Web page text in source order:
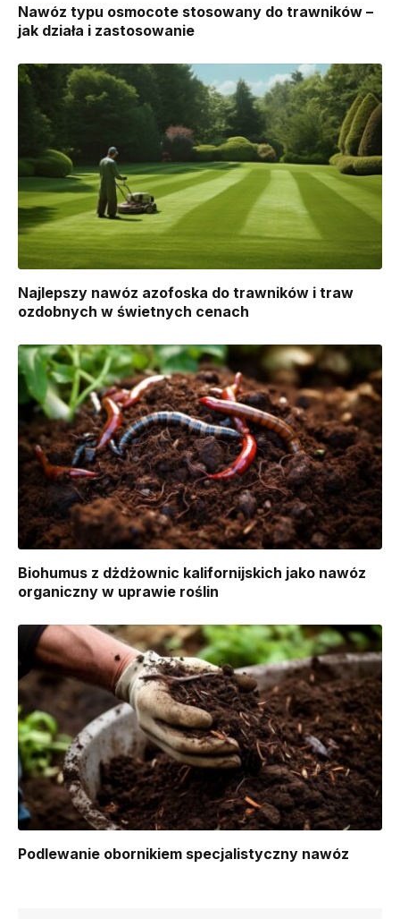
Nawóz typu osmocote stosowany do trawników –
jak działa i zastosowanie
Najlepszy nawóz azofoska do trawników i traw
ozdobnych w świetnych cenach
Biohumus z dżdżownic kalifornijskich jako nawóz
organiczny w uprawie roślin
Podlewanie obornikiem specjalistyczny nawóz